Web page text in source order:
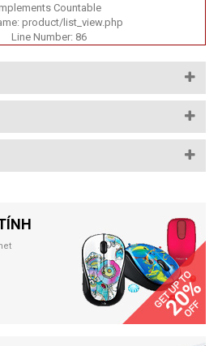
Countable
product/list_view.php
Line Number: 86